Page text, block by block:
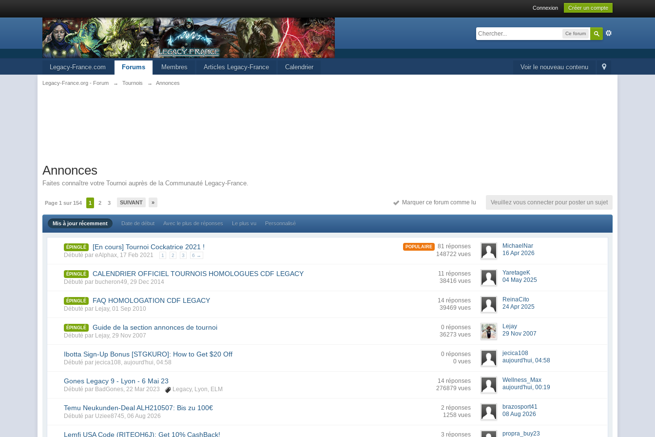
Connexion Créer un compte
Ce forum
Voir le nouveau contenu
Legacy-France.com Forums Membres Articles Legacy-France Calendrier
Legacy-France.org - Forum → Tournois → Annonces
Annonces
Faites connaître votre Tournoi auprès de la Communauté Legacy-France.
Page 1 sur 154 1 2 3 SUIVANT » Veuillez vous connecter pour poster un sujet
Marquer ce forum comme lu
Mis à jour récemment Date de début Avec le plus de réponses Le plus vu Personnalisé
ÉPINGLÉ [En cours] Tournoi Cockatrice 2021 !
Débuté pareAlphax, 17 Feb 2021 1 2 3 6 →
POPULAIRE
81 réponses
148722 vues
MichaelNar
16 Apr 2026
ÉPINGLÉ CALENDRIER OFFICIEL TOURNOIS HOMOLOGUES CDF LEGACY
Débuté par bucheron49,29 Dec 2014
11 réponses
38416 vues
YaretageK
04 May 2025
ÉPINGLÉ FAQ HOMOLOGATION CDF LEGACY
Débuté par Lejay,01 Sep 2010
14 réponses
39469 vues
ReinaCito
24 Apr 2025
ÉPINGLÉ Guide de la section annonces de tournoi
Débuté par Lejay,29 Nov 2007
0 réponses
36273 vues
Lejay
29 Nov 2007
Ibotta Sign-Up Bonus [STGKURO]: How to Get $20 Off
Débuté par jecica108,aujourd'hui, 04:58
0 réponses
0 vues
jecica108
aujourd'hui, 04:58
Gones Legacy 9 - Lyon - 6 Mai 23
Débuté par BadGones,22 Mar 2023 Legacy, Lyon, ELM
14 réponses
276879 vues
Wellness_Max
aujourd'hui, 00:19
Temu Neukunden-Deal ALH210507: Bis zu 100€
Débuté par Uziee8745,06 Aug 2026
2 réponses
1258 vues
brazosport41
08 Aug 2026
Lemfi USA Code (RITEQH6J): Get 10% CashBack!
3 réponses
propra_buy23